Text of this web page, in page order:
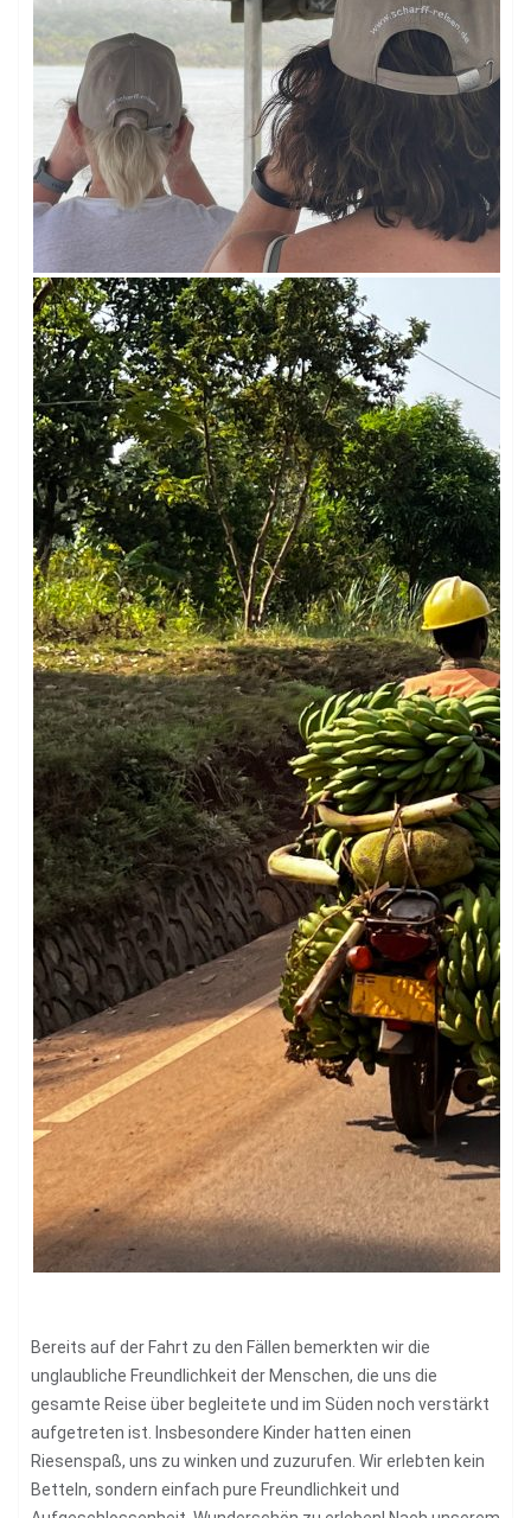
Bereits auf der Fahrt zu den Fällen bemerkten wir die
unglaubliche Freundlichkeit der Menschen, die uns die
gesamte Reise über begleitete und im Süden noch verstärkt
aufgetreten ist. Insbesondere Kinder hatten einen
Riesenspaß, uns zu winken und zuzurufen. Wir erlebten kein
Betteln, sondern einfach pure Freundlichkeit und